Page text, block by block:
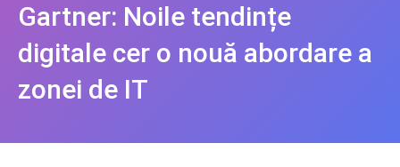
Gartner: Noile tendințe
digitale cer o nouă abordare a
zonei de IT